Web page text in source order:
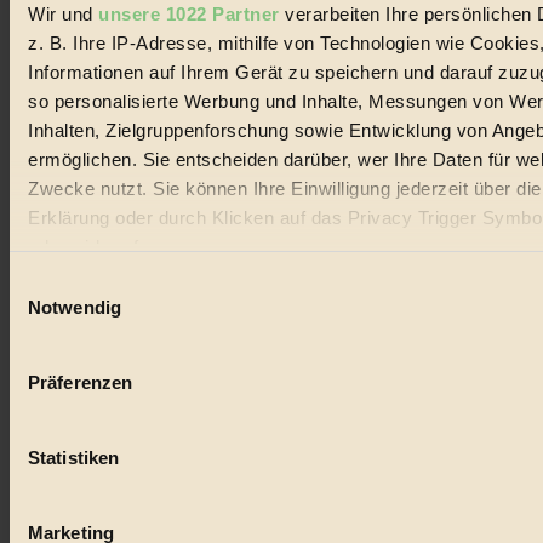
Wir und unsere 1022 Partner verarbeiten Ihre persönlichen
z. B. Ihre IP-Adresse, mithilfe von Technologien wie
Informationen auf Ihrem Gerät zu speichern und darauf
so personalisierte Werbung und Inhalte, Messungen von
Inhalten, Zielgruppenforschung sowie Entwicklung von
ermöglichen. Sie entscheiden darüber, wer Ihre Daten für
Zwecke nutzt. Sie können Ihre Einwilligung jederzeit über
Erklärung oder durch Klicken auf das Privacy Trigger
oder widerrufen
Wenn Sie es erlauben, würden wir auch gerne:
Ihr Gerät durch aktives Scannen nach bestimmten
Erfahren Sie mehr darüber, wie Ihre persönlichen Daten
Notwendig
Präferenzen
Statistiken
Marketing
Lebensmittel
Natur
Essen